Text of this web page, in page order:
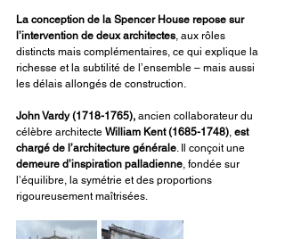
La conception de la Spencer House repose sur
l’intervention de deux architectes, aux rôles
distincts mais complémentaires, ce qui explique la
richesse et la subtilité de l’ensemble – mais aussi
les délais allongés de construction.
John Vardy (1718-1765), ancien collaborateur du
célèbre architecte William Kent (1685-1748), est
chargé de l’architecture générale. Il conçoit une
demeure d’inspiration palladienne, fondée sur
l’équilibre, la symétrie et des proportions
rigoureusement maîtrisées.